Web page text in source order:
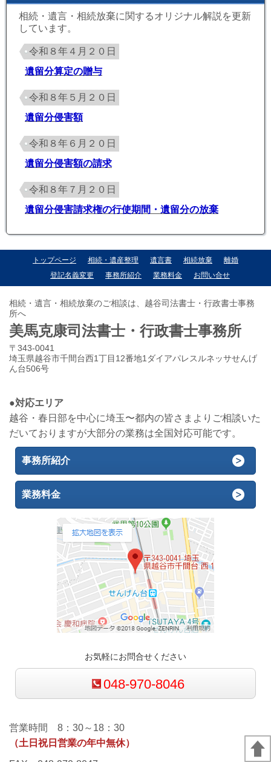
相続・遺言・相続放棄に関するオリジナル解説を更新
しています。
令和８年４月２０日
遺留分算定の贈与
令和８年５月２０日
遺留分侵害額
令和８年６月２０日
遺留分侵害額の請求
令和８年７月２０日
遺留分侵害請求権の行使期間・遺留分の放棄
トップページ 相続・遺産整理 遺言書 相続放棄
離婚
登記名義変更
事務所紹介 業務料金 お問い合せ
相続・遺言・相続放棄のご相談は、越谷司法書士・行政書士事務
所へ
美馬克康司法書士・行政書士事務所
〒343-0041
埼玉県越谷市千間台西1丁目12番地1ダイアパレスルネッサせんげ
ん台506号
●対応エリア
越谷・春日部を中心に埼玉〜都内の皆さまよりご相談いた
だいておりますが大部分の業務は全国対応可能です。
事務所紹介
業務料金
お気軽にお問合せください
048-970-8046
営業時間 8：30～18：30
（土日祝日営業の年中無休）